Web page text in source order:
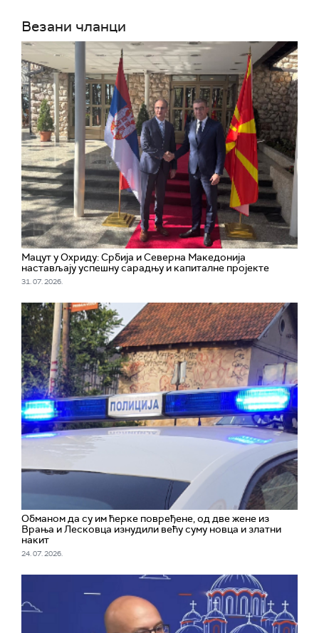
Везани чланци
Мацут у Охриду: Србија и Северна Македонија
настављају успешну сарадњу и капиталне пројекте
31. 07. 2026.
Обманом да су им ћерке повређене, од две жене из
Врања и Лесковца изнудили већу суму новца и златни
накит
24. 07. 2026.